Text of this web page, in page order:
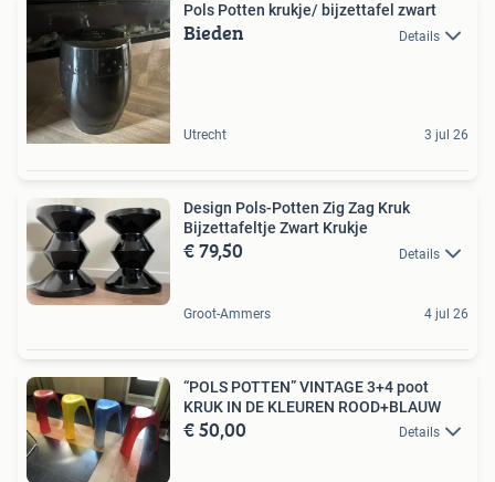
Pols Potten krukje/ bijzettafel zwart
Bieden Details
Utrecht 3 jul 26
Design Pols-Potten Zig Zag Kruk
Bijzettafeltje Zwart Krukje
€ 79,50 Details
Groot-Ammers 4 jul 26
“POLS POTTEN” VINTAGE 3+4 poot
KRUK IN DE KLEUREN ROOD+BLAUW
€ 50,00 Details